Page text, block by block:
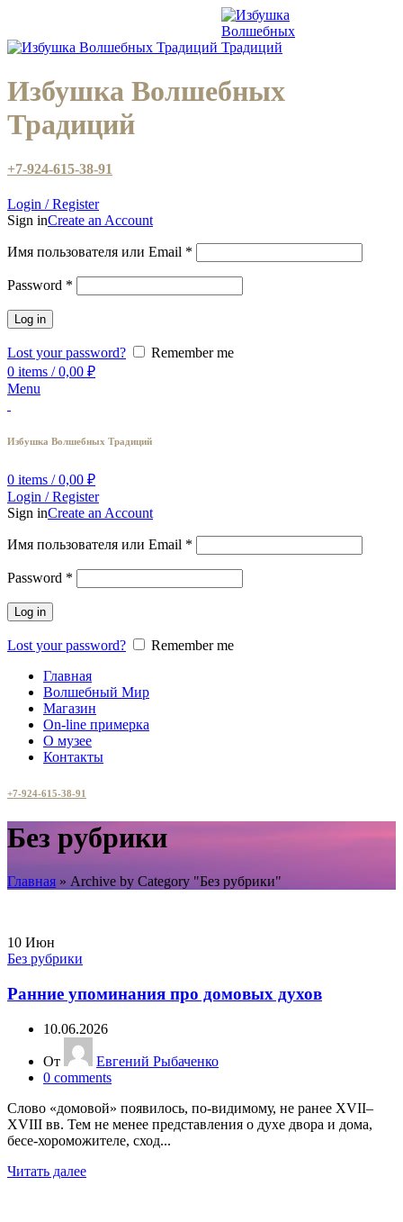
Избушка Волшебных
Традиций
+7-924-615-38-91
Login / Register
Sign inCreate an Account
Имя пользователя или Email *
Password *
Log in
Lost your password?
Remember me
0 items / 0,00 ₽
Menu
Избушка Волшебных Традиций
0 items / 0,00 ₽
Login / Register
Sign inCreate an Account
Имя пользователя или Email *
Password *
Log in
Lost your password?
Remember me
Главная
Волшебный Мир
Магазин
On-line примерка
О музее
Контакты
+7-924-615-38-91
Без рубрики
Главная » Archive by Category "Без рубрики"
10 Июн
Без рубрики
Ранние упоминания про домовых духов
10.06.2026
От
Евгений Рыбаченко
0 comments
Слово «домовой» появилось, по-видимому, не ранее XVII–
XVIII вв. Тем не менее представления о духе двора и дома,
бесе-хороможителе, сход...
Читать далее